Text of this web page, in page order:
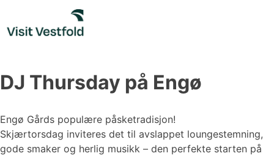
content
DJ Thursday på Engø
Engø Gårds populære påsketradisjon!
Skjærtorsdag inviteres det til avslappet loungestemning,
gode smaker og herlig musikk – den perfekte starten på